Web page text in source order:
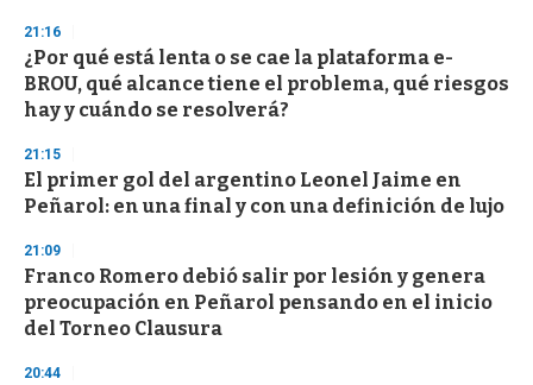
21:16
¿Por qué está lenta o se cae la plataforma e-
BROU, qué alcance tiene el problema, qué riesgos
hay y cuándo se resolverá?
21:15
El primer gol del argentino Leonel Jaime en
Peñarol: en una final y con una definición de lujo
21:09
Franco Romero debió salir por lesión y genera
preocupación en Peñarol pensando en el inicio
del Torneo Clausura
20:44